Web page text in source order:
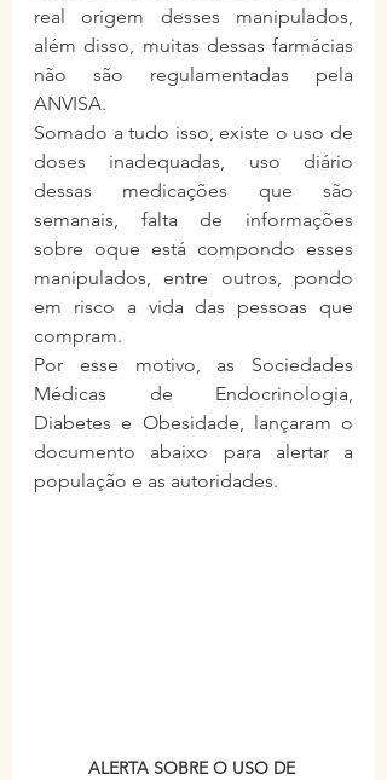
real origem desses manipulados,
além disso, muitas dessas farmácias
não são regulamentadas pela
ANVISA.
Somado a tudo isso, existe o uso de
doses inadequadas, uso diário
dessas medicações que são
semanais, falta de informações
sobre oque está compondo esses
manipulados, entre outros, pondo
em risco a vida das pessoas que
compram.
Por esse motivo, as Sociedades
Médicas de Endocrinologia,
Diabetes e Obesidade, lançaram o
documento abaixo para alertar a
população e as autoridades.
ALERTA SOBRE O USO DE